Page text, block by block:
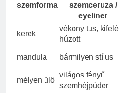
szemforma
szemceruza /
eyeliner
kerek
vékony tus, kifelé
húzott
mandula bármilyen stílus
mélyen ülő
világos fényű
szemhéjpúder